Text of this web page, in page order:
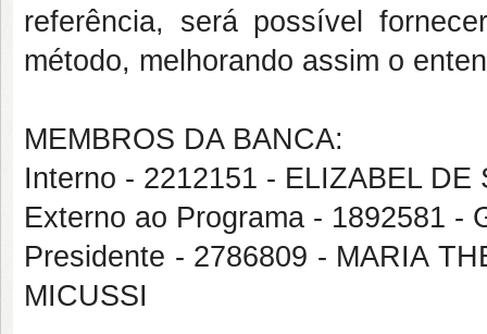
referência, será possível
método, melhorando assim o
MEMBROS DA BANCA:
Interno - 2212151 - ELIZABEL
Externo ao Programa - 1892581 -
Presidente - 2786809 - MARIA
MICUSSI